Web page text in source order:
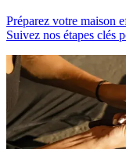
Préparez votre maison
Suivez nos étapes clés